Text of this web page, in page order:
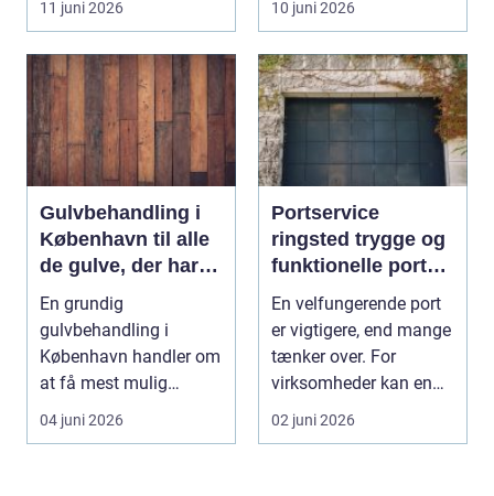
11 juni 2026 10 juni 2026
Gulvbehandling i
København til alle
de gulve, der har
brug for
førstehjælp
En grundig
gulvbehandling i
København handler om
at få mest mulig
kvalitet og levetid u...
04 juni 2026
Portservice
ringsted trygge og
funktionelle porte i
hverdagen
En velfungerende port
er vigtigere, end mange
tænker over. For
virksomheder kan en
defekt port betyd...
02 juni 2026